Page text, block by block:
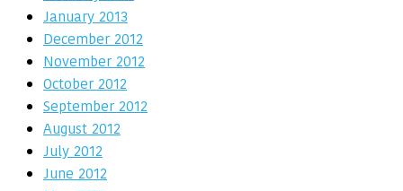
January 2013
December 2012
November 2012
October 2012
September 2012
August 2012
July 2012
June 2012